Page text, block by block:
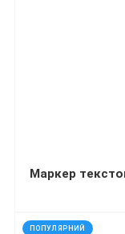
ПОПУЛЯРНИЙ
код: 927309